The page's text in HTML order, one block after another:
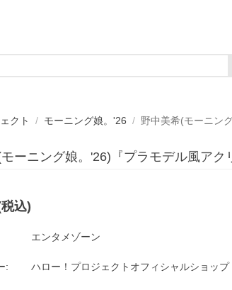
クト / モーニング娘。'26 / 野中美希(モーニン
ーニング娘。'26)『プラモデル風アク
込)
エンタメゾーン
: ハロー！プロジェクトオフィシャルショップ